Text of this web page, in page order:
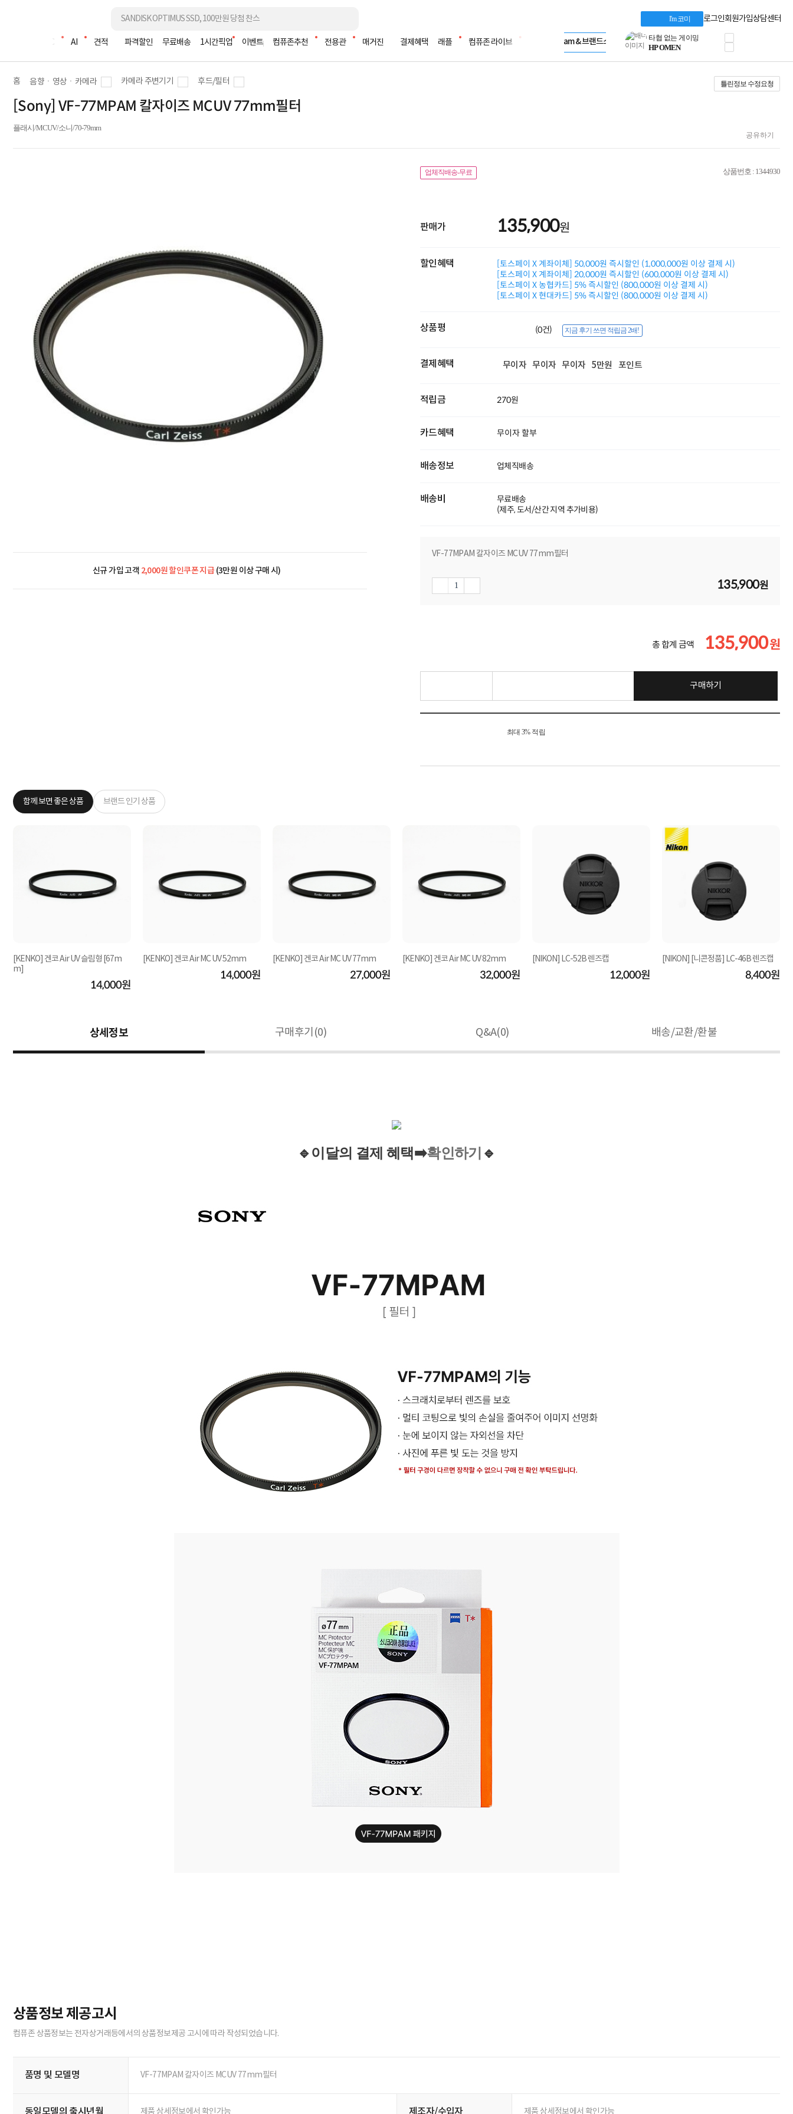
I'm 코미 로그인회원가입상담센터
조립PC AI 견적 파격할인 무료배송 1시간픽업 이벤트 컴퓨존추천 전용관 매거진 결제혜택 래플 컴퓨존 라이브
AMD 브랜드스토어
Intel 브랜드스토어
RAZER 브랜드스토어
로지텍
정품 캠페인
삼성 키보드&마우스
10% 쿠폰 할인
케이블메이트 3분기
적립금 페이백!
Dell 구매왕
상품권 30만원
삼성모니터 여름맞이
홈 음향ㆍ영상ㆍ카메라 카메라 주변기기 후드/필터 틀린정보 수정요청
[Sony] VF-77MPAM 칼자이즈 MCUV 77mm필터
플래시/MCUV/소니/70-79mm
공유하기
신규 가입 고객 2,000원 할인쿠폰 지급(3만원 이상 구매 시)
업체직배송-무료 상품번호 : 1344930
판매가 135,900원
할인혜택
[토스페이 X 계좌이체] 50,000원 즉시할인 (1,000,000원 이상 결제 시)
[토스페이 X 계좌이체] 20,000원 즉시할인 (600,000원 이상 결제 시)
[토스페이 X 농협카드] 5% 즉시할인 (800,000원 이상 결제 시)
[토스페이 X 현대카드] 5% 즉시할인 (800,000원 이상 결제 시)
상품평 (0건) 지금 후기 쓰면 적립금 2배!
결제혜택 무이자 무이자 무이자 5만원 포인트
적립금 270원
카드혜택 무이자 할부
배송정보 업체직배송
배송비
무료배송
(제주, 도서/산간 지역 추가비용)
VF-77MPAM 칼자이즈 MCUV 77mm필터
135,900원
총 합계 금액 135,900원
구매하기
최대 3% 적립
함께 보면 좋은 상품 브랜드 인기 상품
[KENKO] 겐코 Air UV 슬림형 [67m
m]
14,000원
[KENKO] 겐코 Air MC UV 52mm
14,000원
[KENKO] 겐코 Air MC UV 77mm
27,000원
[KENKO] 겐코 Air MC UV 82mm
32,000원
[NIKON] LC-52B 렌즈캡
12,000원
[NIKON] [니콘정품] LC-46B 렌즈캡
8,400원
상세정보 구매후기(0) Q&A(0) 배송/교환/환불
🔹이 달의 결제 혜택 ➡️확인하기 🔹
상품정보 제공고시
컴퓨존 상품정보는 전자상거래등에서의 상품정보제공 고시에 따라 작성되었습니다.
품명 및 모델명 VF-77MPAM 칼자이즈 MCUV 77mm필터
동일모델의 출시년월 제품 상세정보에서 확인가능 제조자/수입자 제품 상세정보에서 확인가능